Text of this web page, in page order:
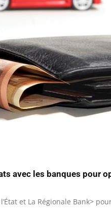
avec les banques pour
et La Régionale Bank>